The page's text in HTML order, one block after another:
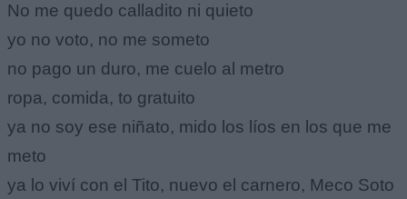
No me quedo calladito ni quieto
yo no voto, no me someto
no pago un duro, me cuelo al metro
ropa, comida, to gratuito
ya no soy ese niñato, mido los líos en los que me
meto
ya lo viví con el Tito, nuevo el carnero, Meco Soto